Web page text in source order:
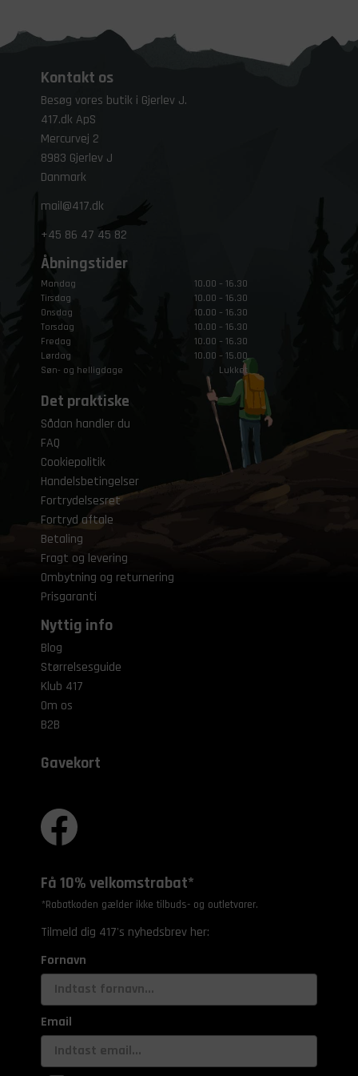
Kontakt os
Besøg vores butik i Gjerlev J.
417.dk ApS
Mercurvej 2
8983 Gjerlev J
Danmark
mail@417.dk
+45 86 47 45 82
Åbningstider
Mandag
10.00 – 16.30
Tirsdag
10.00 – 16.30
Onsdag
10.00 – 16.30
Torsdag
10.00 – 16.30
Fredag
10.00 – 16.30
Lørdag
10.00 – 15.00
Søn- og helligdage
Lukket
Det praktiske
Sådan handler du
FAQ
Cookiepolitik
Handelsbetingelser
Fortrydelsesret
Fortryd aftale
Betaling
Fragt og levering
Ombytning og returnering
Prisgaranti
Nyttig info
Blog
Størrelsesguide
Klub 417
Om os
B2B
Gavekort
Få 10% velkomstrabat*
*Rabatkoden gælder ikke tilbuds- og outletvarer.
Tilmeld dig 417's nyhedsbrev her:
Fornavn
Email